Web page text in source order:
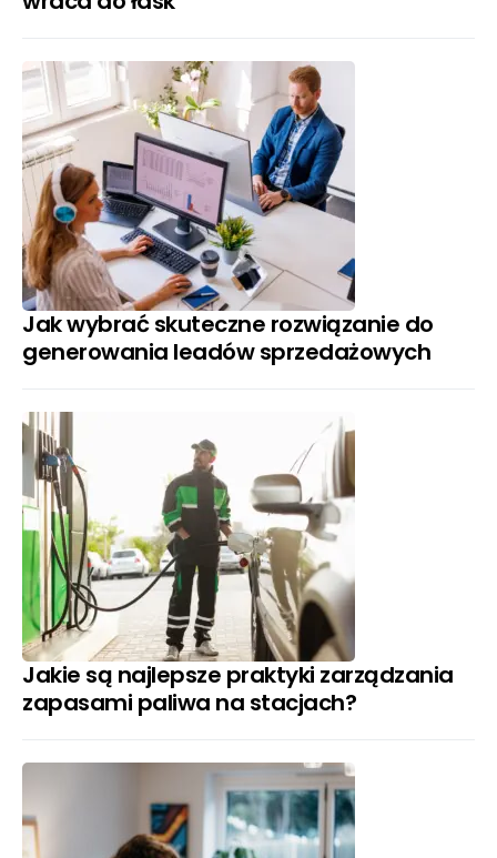
Jak wybrać skuteczne rozwiązanie do
generowania leadów sprzedażowych
Jakie są najlepsze praktyki zarządzania
zapasami paliwa na stacjach?